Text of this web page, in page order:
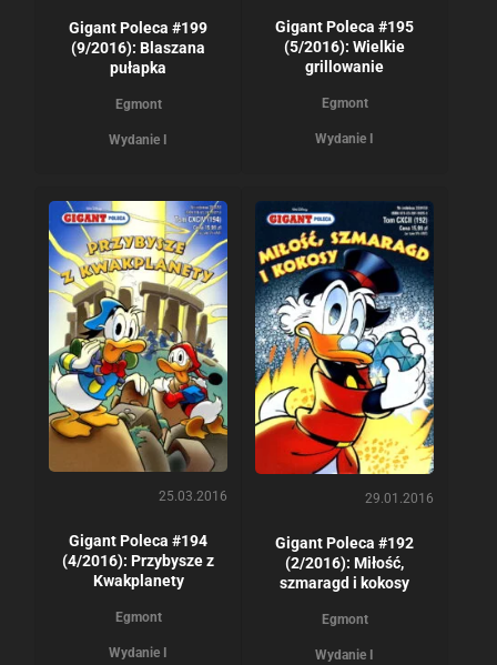
Gigant Poleca #199
(9/2016): Blaszana
pułapka
Egmont
Wydanie I
Gigant Poleca #195
(5/2016): Wielkie
grillowanie
Egmont
Wydanie I
25.03.2016
Gigant Poleca #194
(4/2016): Przybysze z
Kwakplanety
Egmont
Wydanie I
29.01.2016
Gigant Poleca #192
(2/2016): Miłość,
szmaragd i kokosy
Egmont
Wydanie I